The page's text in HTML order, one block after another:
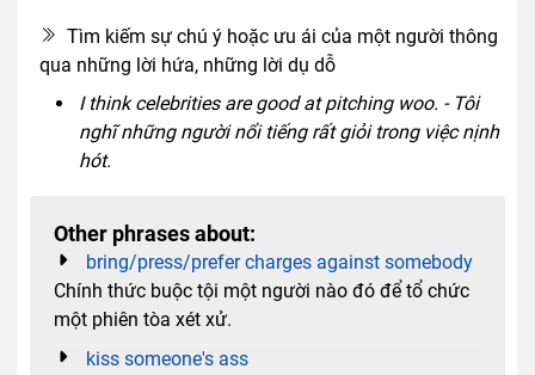
Tìm kiếm sự chú ý hoặc ưu ái của một người thông
qua những lời hứa, những lời dụ dỗ
I think celebrities are good at pitching woo. - Tôi
nghĩ những người nổi tiếng rất giỏi trong việc nịnh
hót.
Other phrases about:
bring/press/prefer charges against somebody
Chính thức buộc tội một người nào đó để tổ chức
một phiên tòa xét xử.
kiss someone's ass